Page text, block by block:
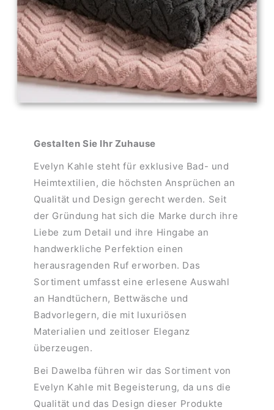
Gestalten Sie Ihr Zuhause
Evelyn Kahle steht für exklusive Bad- und
Heimtextilien, die höchsten Ansprüchen an
Qualität und Design gerecht werden. Seit
der Gründung hat sich die Marke durch ihre
Liebe zum Detail und ihre Hingabe an
handwerkliche Perfektion einen
herausragenden Ruf erworben. Das
Sortiment umfasst eine erlesene Auswahl
an Handtüchern, Bettwäsche und
Badvorlegern, die mit luxuriösen
Materialien und zeitloser Eleganz
überzeugen.
Bei Dawelba führen wir das Sortiment von
Evelyn Kahle mit Begeisterung, da uns die
Qualität und das Design dieser Produkte